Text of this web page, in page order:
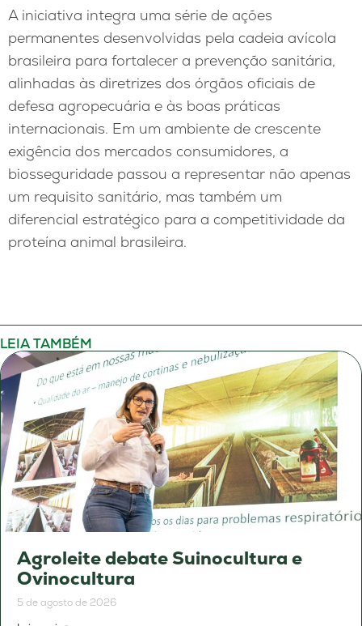
A iniciativa integra uma série de ações
permanentes desenvolvidas pela cadeia avícola
brasileira para fortalecer a prevenção sanitária,
alinhadas às diretrizes dos órgãos oficiais de
defesa agropecuária e às boas práticas
internacionais. Em um ambiente de crescente
exigência dos mercados consumidores, a
biosseguridade passou a representar não apenas
um requisito sanitário, mas também um
diferencial estratégico para a competitividade da
proteína animal brasileira.
LEIA TAMBÉM
Agroleite debate Suinocultura e
Ovinocultura
5 de agosto de 2026